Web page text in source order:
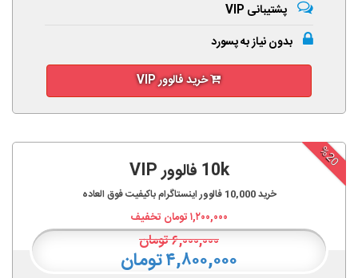
پشتیبانی VIP
بدون نیاز به پسورد
خرید فالوور VIP
%20
10k فالوور VIP
خرید10,000 فالوور اینستاگرام باکیفیت فوق العاده
۱,۲۰۰,۰۰۰تومان تخفیف
۶,۰۰۰,۰۰۰تومان
۴,۸۰۰,۰۰۰ تومان